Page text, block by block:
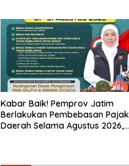
Kabar Baik! Pemprov Jatim
Berlakukan Pembebasan Pajak
Daerah Selama Agustus 2026,